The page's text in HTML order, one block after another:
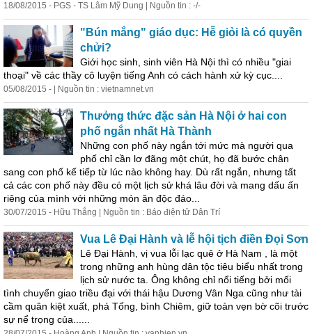
18/08/2015 - PGS - TS Lâm Mỹ Dung | Nguồn tin : -/-
"Bún mắng" giáo dục: Hễ giỏi là có quyền
chửi?
Giới học sinh, sinh viên Hà Nội thì có nhiều "giai
thoại" về các thầy cô luyện tiếng Anh có cách hành xử kỳ cục....
05/08/2015 - | Nguồn tin : vietnamnet.vn
Thưởng thức đặc sản Hà Nội ở hai con
phố ngắn nhất Hà Thành
Những con phố này ngắn tới mức mà người qua
phố chỉ cần lơ đãng một chút, họ đã bước chân
sang con phố kế tiếp từ lúc nào không hay. Dù rất ngắn, nhưng tất
cả các con phố này đều có một lịch sử khá lâu đời và mang dấu ấn
riêng của mình với những món ăn độc đáo...
30/07/2015 - Hữu Thắng | Nguồn tin : Báo điện tử Dân Trí
Vua Lê Đại Hành và lễ hội tịch điền Đọi Sơn
Lê Đại Hành, vị vua lỗi lạc quê ở Hà Nam , là một
trong những anh hùng dân tộc tiêu biểu nhất trong
lịch sử nước ta. Ông không chỉ nổi tiếng bởi mối
tình chuyển giao triều đại với thái hậu Dương Vân Nga cũng như tài
cầm quân kiệt xuất, phá Tống, bình Chiêm, giữ toàn vẹn bờ cõi trước
sự nể trọng của......